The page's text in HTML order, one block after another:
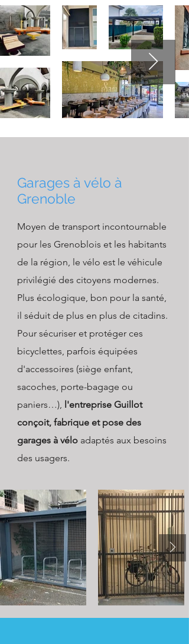
Garages à vélo à
Grenoble
Moyen de transport incontournable
pour les Grenoblois et les habitants
de la région, le vélo est le véhicule
privilégié des citoyens modernes.
Plus écologique, bon pour la santé,
il séduit de plus en plus de citadins.
Pour sécuriser et protéger ces
bicyclettes, parfois équipées
d'accessoires (siège enfant,
sacoches, porte-bagage ou
paniers…), l'entreprise Guillot
conçoit, fabrique et pose des
garages à vélo adaptés aux besoins
des usagers.